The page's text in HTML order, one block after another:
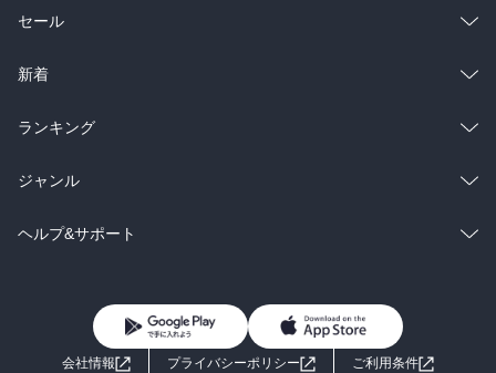
総合
ラノベ
雑誌・グラビア
BL・TL
セール
総合
ラノベ
雑誌・グラビア
BL・TL
新着
総合
ラノベ
雑誌・グラビア
ランキング
総合
ラノベ
ジャンル
コミック
ライトノベル 男子向けラノベ
ヘルプ&サポート
よくあるご質問 お問い合わせ
会社情報 プライバシーポリシー
ご利用条件